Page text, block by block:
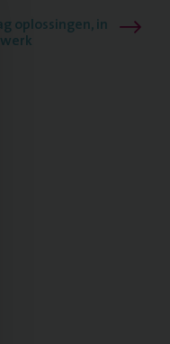
oplossingen, in